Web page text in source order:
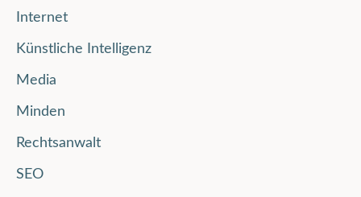
Internet
Künstliche Intelligenz
Media
Minden
Rechtsanwalt
SEO